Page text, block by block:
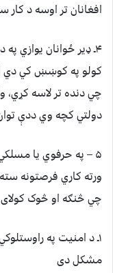
افغانان تر اوسه د کار
۴ـ ډیر ځوانان یوازي
کولو په کوښښ کي دي
چي دنده تر لاسه کړي،
دولتي کچه وي ددې
۵ – په حرفوي یا
ورته کاري فرصتونه
چي څنګه او څوک کولای
۱ـ د امنیت په
مشکل دی